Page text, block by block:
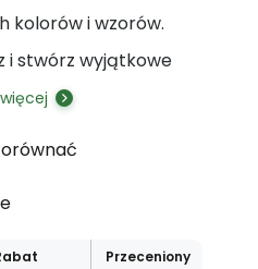
kolorów i wzorów.
i stwórz wyjątkowe
Przeceniony